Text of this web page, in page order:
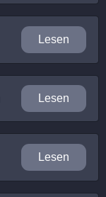
Lesen
Lesen
Lesen